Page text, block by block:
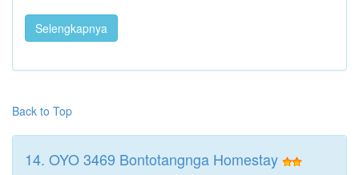
Selengkapnya
Back to Top
14. OYO 3469 Bontotangnga Homestay